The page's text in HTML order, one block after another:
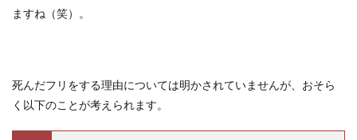
ますね（笑）。
死んだフリをする理由については明かされていませんが、おそら
く以下のことが考えられます。